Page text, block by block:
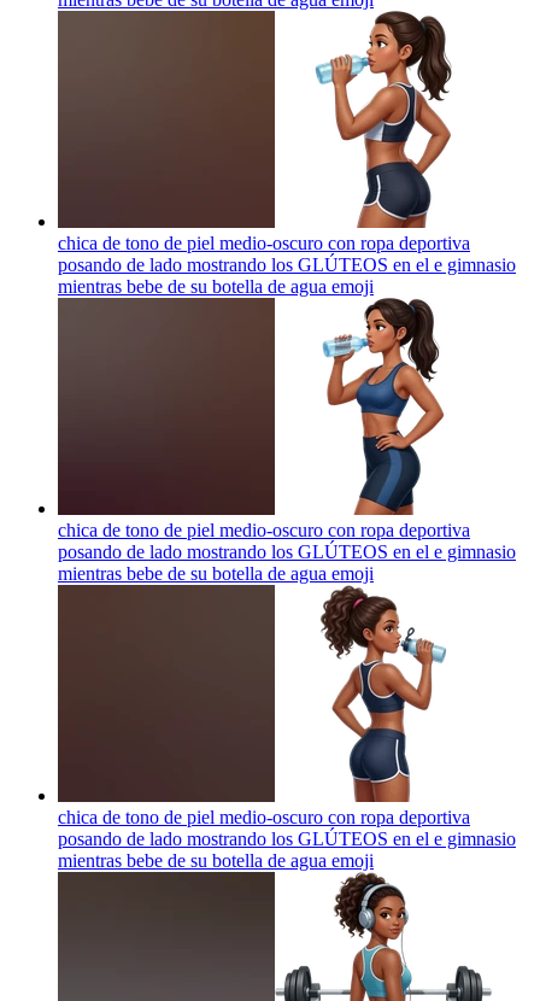
chica de tono de piel medio-oscuro con ropa deportiva
posando de lado mostrando los GLÚTEOS en el e gimnasio
mientras bebe de su botella de agua emoji
chica de tono de piel medio-oscuro con ropa deportiva
posando de lado mostrando los GLÚTEOS en el e gimnasio
mientras bebe de su botella de agua emoji
chica de tono de piel medio-oscuro con ropa deportiva
posando de lado mostrando los GLÚTEOS en el e gimnasio
mientras bebe de su botella de agua emoji